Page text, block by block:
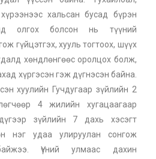
хальсан бусад бүрэн
олгох болсон нь түүний
гүйцэтгэх, хууль тогтоох, шүүх
хөндлөнгөөс оролцох болж,
хүргэсэн гэж дүгнэсэн байна.
хуулийн Гучдугаар зүйлийн 2
4 жилийн хугацаагаар
зүйлийн 7 дахь хэсэгт
нэг удаа улируулан сонгож
Үүний улмаас дахин